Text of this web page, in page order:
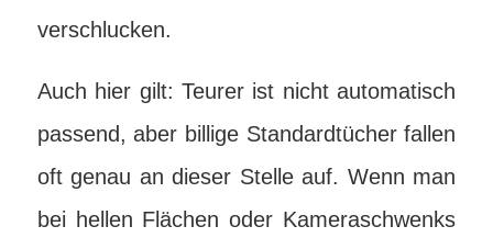
verschlucken.
Auch hier gilt: Teurer ist nicht automatisch
passend, aber billige Standardtücher fallen
oft genau an dieser Stelle auf. Wenn man
bei hellen Flächen oder Kameraschwenks